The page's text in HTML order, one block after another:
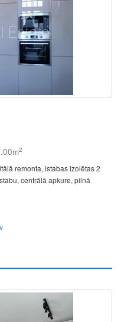
2
remonta, istabas izolētas 2
centrālā apkure, pilnā